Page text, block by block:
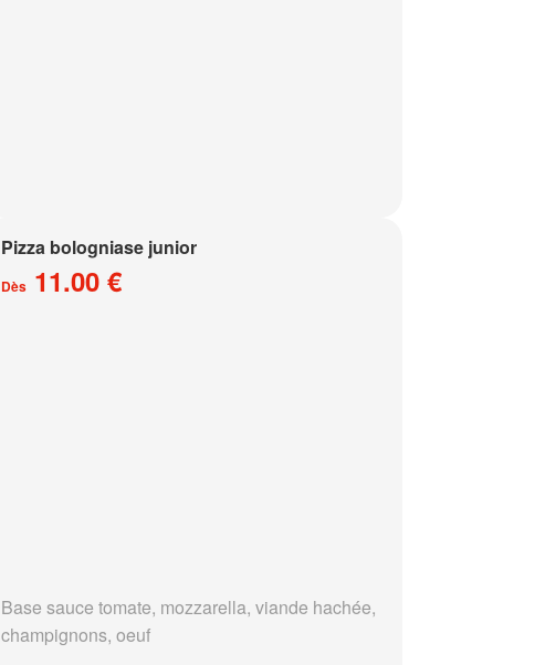
Pizza bologniase junior
Dès 11.00 €
Base sauce tomate, mozzarella, viande hachée,
champignons, oeuf